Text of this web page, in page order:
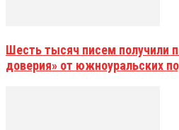
Шесть тысяч писем получили
доверия» от южноуральских